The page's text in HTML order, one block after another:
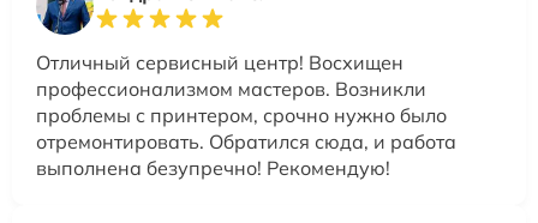
Отличный сервисный центр! Восхищен
профессионализмом мастеров. Возникли
проблемы с принтером, срочно нужно было
отремонтировать. Обратился сюда, и работа
выполнена безупречно! Рекомендую!